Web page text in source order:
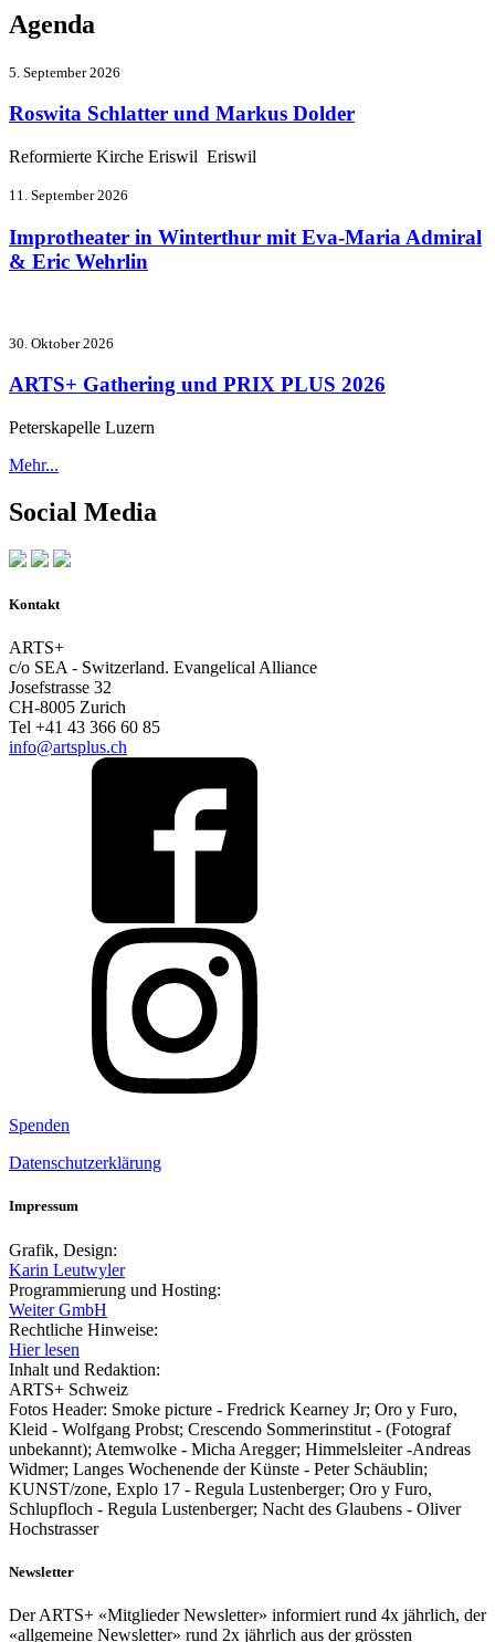
Agenda
5. September 2026
Roswita Schlatter und Markus Dolder
Reformierte Kirche Eriswil Eriswil
11. September 2026
Improtheater in Winterthur mit Eva-Maria Admiral
& Eric Wehrlin
30. Oktober 2026
ARTS+ Gathering und PRIX PLUS 2026
Peterskapelle Luzern
Mehr...
Social Media
Kontakt
ARTS+
c/o SEA - Switzerland. Evangelical Alliance
Josefstrasse 32
CH-8005 Zurich
Tel +41 43 366 60 85
info@artsplus.ch
Spenden
Datenschutzerklärung
Impressum
Grafik, Design:
Karin Leutwyler
Programmierung und Hosting:
Weiter GmbH
Rechtliche Hinweise:
Hier lesen
Inhalt und Redaktion:
ARTS+ Schweiz
Fotos Header: Smoke picture - Fredrick Kearney Jr; Oro y Furo,
Kleid - Wolfgang Probst; Crescendo Sommerinstitut - (Fotograf
unbekannt); Atemwolke - Micha Aregger; Himmelsleiter -Andreas
Widmer; Langes Wochenende der Künste - Peter Schäublin;
KUNST/zone, Explo 17 - Regula Lustenberger; Oro y Furo,
Schlupfloch - Regula Lustenberger; Nacht des Glaubens - Oliver
Hochstrasser
Newsletter
Der ARTS+ «Mitglieder Newsletter» informiert rund 4x jährlich, der
«allgemeine Newsletter» rund 2x jährlich aus der grössten